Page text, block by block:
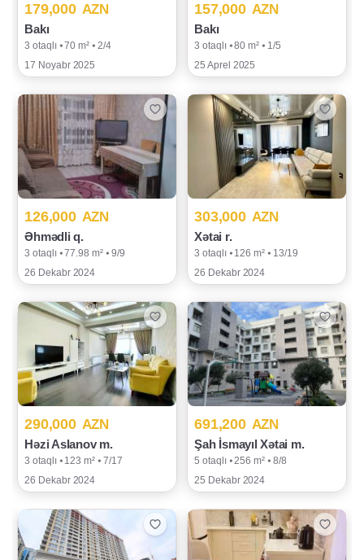
179,000 AZN
Bakı
3 otaqlı ⦁ 70 m² ⦁ 2/4
17 Noyabr 2025
157,000 AZN
Bakı
3 otaqlı ⦁ 80 m² ⦁ 1/5
25 Aprel 2025
126,000 AZN
Əhmədli q.
3 otaqlı ⦁ 77.98 m² ⦁ 9/9
26 Dekabr 2024
303,000 AZN
Xətai r.
3 otaqlı ⦁ 126 m² ⦁ 13/19
26 Dekabr 2024
290,000 AZN
Həzi Aslanov m.
3 otaqlı ⦁ 123 m² ⦁ 7/17
26 Dekabr 2024
691,200 AZN
Şah İsmayıl Xətai m.
5 otaqlı ⦁ 256 m² ⦁ 8/8
25 Dekabr 2024